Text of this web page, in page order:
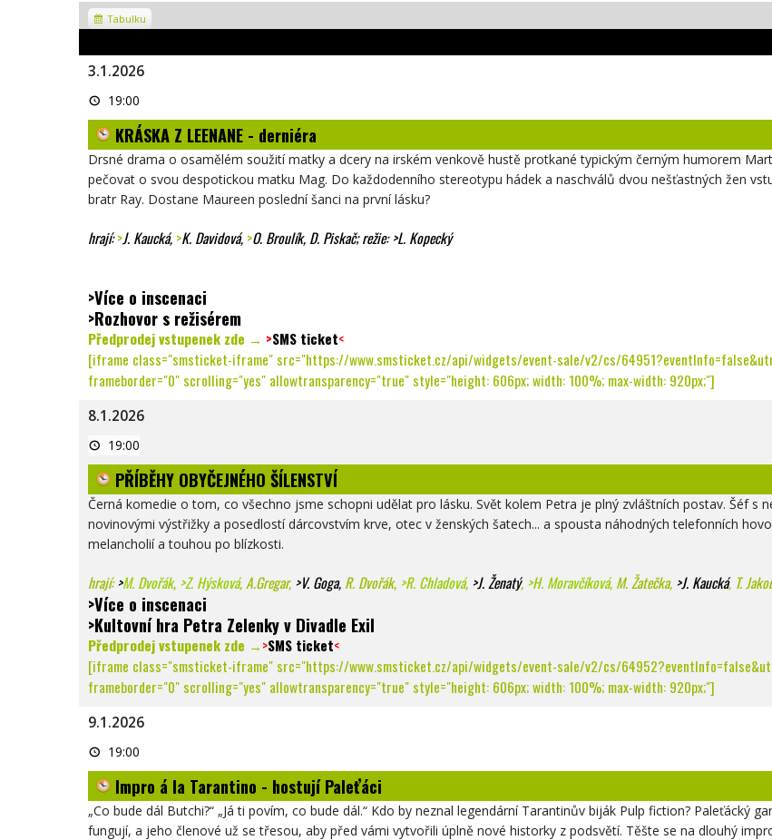
Zobrazit
jako
Tabulku
3.1.2026
KRÁSKA
Z
LEENANE
derniéra
19:00
KRÁSKA Z LEENANE - derniéra
Drsné drama o osamělém soužití matky a dcery na irském venkově hustě protkané typickým černým humorem
pečovat o svou despotickou matku Mag. Do každodenního stereotypu hádek a naschválů dvou nešťastných žen
bratr Ray. Dostane Maureen poslední šanci na první lásku?
hrají:>J. Kaucká, >K. Davidová, >O. Broulík, D. Piskač; režie: >L. Kopecký
>Více o inscenaci
>Rozhovor s režisérem
Předprodej vstupenek zde → >SMS ticket<
[iframe class="smsticket-iframe" src="https://www.smsticket.cz/api/widgets/event-sale/v2/cs/
frameborder="0" scrolling="yes" allowtransparency="true" style="height: 606px; width: 100%; max-width: 920px;"]
8.1.2026
PŘÍBĚHY
OBYČEJNÉHO
ŠÍLENSTVÍ
19:00
PŘÍBĚHY OBYČEJNÉHO ŠÍLENSTVÍ
Černá komedie o tom, co všechno jsme schopni udělat pro lásku. Svět kolem Petra je plný zvláštních postav. Šéf
novinovými výstřižky a posedlostí dárcovstvím krve, otec v ženských šatech... a spousta náhodných telefonních
melancholií a touhou po blízkosti.
hrají:>M. Dvořák, >Z. Hýsková, A.Gregar, >V. Goga, R. Dvořák, >R. Chladová, >J. Ženatý, >H. Moravčíková, M. Žatečka, >J. Kaucká, T.
>Více o inscenaci
>Kultovní hra Petra Zelenky v Divadle Exil
Předprodej vstupenek zde →>SMS ticket<
[iframe class="smsticket-iframe" src="https://www.smsticket.cz/api/widgets/event-sale/v2/cs/
frameborder="0" scrolling="yes" allowtransparency="true" style="height: 606px; width: 100%; max-width: 920px;"]
9.1.2026
Impro
á
la
Tarantino
-
hostují
Paleťáci
19:00
Impro á la Tarantino - hostují Paleťáci
„Co bude dál Butchi?“ „Já ti povím, co bude dál.“ Kdo by neznal legendární Tarantinův biják Pulp fiction? Paleťácký
fungují, a jeho členové už se třesou, aby před vámi vytvořili úplně nové historky z podsvětí. Těšte se na dlouhý